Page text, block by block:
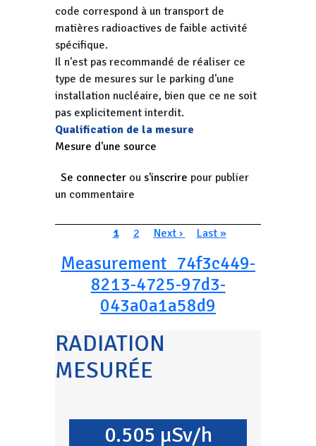
code correspond à un transport de
matières radioactives de faible activité
spécifique.
Il n'est pas recommandé de réaliser ce
type de mesures sur le parking d'une
installation nucléaire, bien que ce ne soit
pas explicitement interdit.
Qualification de la mesure
Mesure d'une source
Se connecter ou s'inscrire pour publier
un commentaire
PaginationPage courante
1 Page
2 Page suivante
Next › Dernière page
Last »
Measurement_74f3c449-
8213-4725-97d3-
043a0a1a58d9
RADIATION
MESURÉE
0.505 µSv/h